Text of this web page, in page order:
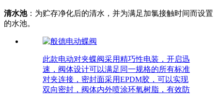
清水池：为贮存净化后的清水，并为满足加氯接触时间而设置
的水池。
此款电动对夹蝶阀采用精巧性电装，开启迅
速，阀体设计可以满足同一规格的所有标准
对夹连接，密封面采用EPDM胶，可以实现
双向密封，阀体内外喷涂环氧树脂，有效防